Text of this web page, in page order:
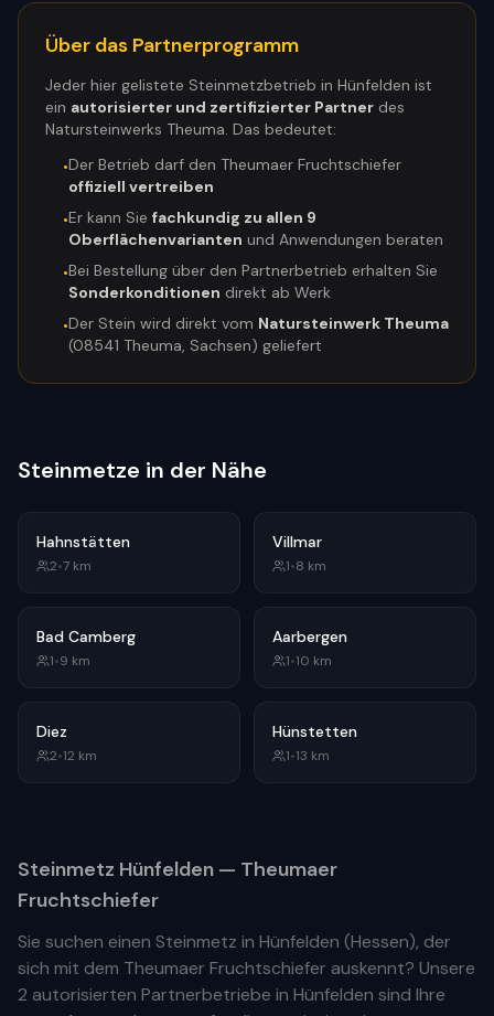
Über das Partnerprogramm
Jeder hier gelistete Steinmetzbetrieb in Hünfelden ist
ein autorisierter und zertifizierter Partner des
Natursteinwerks Theuma. Das bedeutet:
•Der Betrieb darf den Theumaer Fruchtschiefer
offiziell vertreiben
•Er kann Sie fachkundig zu allen 9
Oberflächenvarianten und Anwendungen beraten
•Bei Bestellung über den Partnerbetrieb erhalten Sie
Sonderkonditionen direkt ab Werk
•Der Stein wird direkt vom Natursteinwerk Theuma
(08541 Theuma, Sachsen) geliefert
Steinmetze in der Nähe
Hahnstätten
2•7 km
Villmar
1•8 km
Bad Camberg
1•9 km
Aarbergen
1•10 km
Diez
2•12 km
Hünstetten
1•13 km
Steinmetz Hünfelden — Theumaer
Fruchtschiefer
Sie suchen einen Steinmetz in Hünfelden (Hessen), der
sich mit dem Theumaer Fruchtschiefer auskennt? Unsere
2 autorisierten Partnerbetriebe in Hünfelden sind Ihre